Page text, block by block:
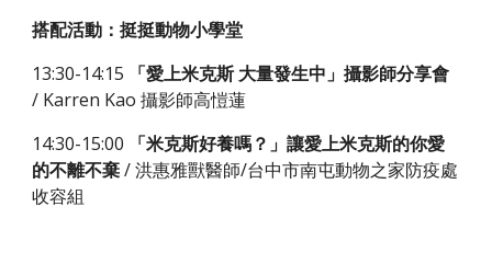
搭配活動：挺挺動物小學堂
13:30-14:15
「愛上米克斯 大量發生中」攝影師分享會
/ Karren Kao 攝影師高愷蓮
14:30-15:00
「米克斯好養嗎？」讓愛上米克斯的你愛
的不離不棄/ 洪惠雅獸醫師/台中市南屯動物之家防疫處
收容組